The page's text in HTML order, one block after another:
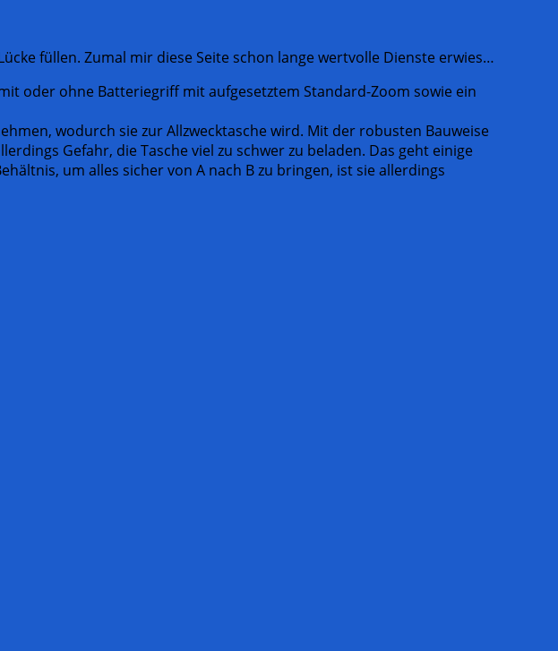
füllen. Zumal mir diese Seite schon lange wertvolle Dienste erwies…
oder ohne Batteriegriff mit aufgesetztem Standard-Zoom sowie ein
wodurch sie zur Allzwecktasche wird. Mit der robusten Bauweise
Gefahr, die Tasche viel zu schwer zu beladen. Das geht einige
um alles sicher von A nach B zu bringen, ist sie allerdings